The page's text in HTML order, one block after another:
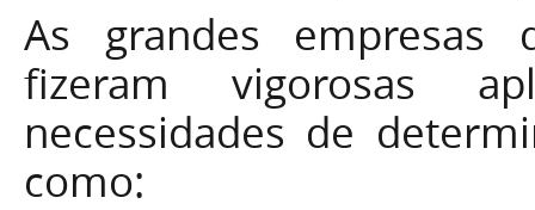
As grandes empresas
fizeram vigorosas
necessidades de
como: